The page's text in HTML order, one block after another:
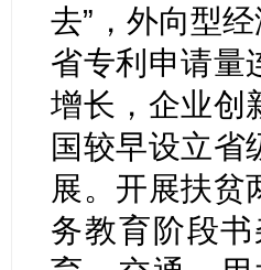
去”，外向型
省专利申请量
增长，企业创
国较早设立省
展。开展扶贫
务教育阶段